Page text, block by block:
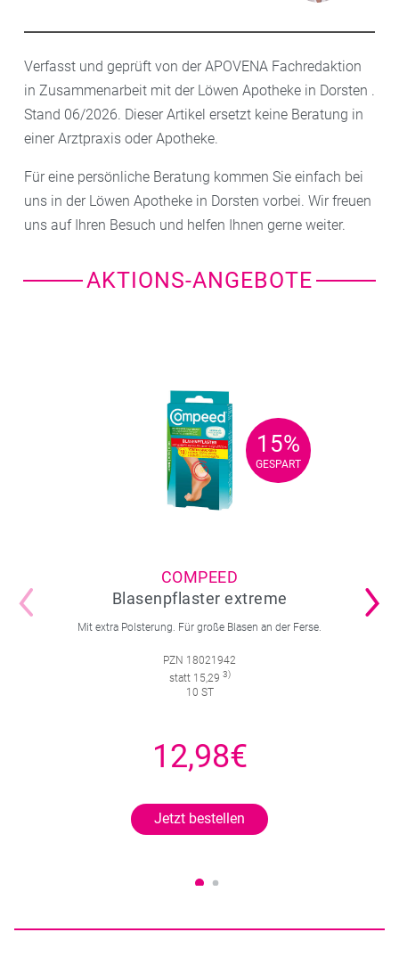
Verfasst und geprüft von der APOVENA Fachredaktion
in Zusammenarbeit mit der Löwen Apotheke in Dorsten .
Stand 06/2026. Dieser Artikel ersetzt keine Beratung in
einer Arztpraxis oder Apotheke.
Für eine persönliche Beratung kommen Sie einfach bei
uns in der Löwen Apotheke in Dorsten vorbei. Wir freuen
uns auf Ihren Besuch und helfen Ihnen gerne weiter.
AKTIONS-ANGEBOTE
15%
GESPART
15%
GESPART
COMPEED
Blasenpflaster extreme
Mit extra Polsterung. Für große Blasen an der Ferse.
PZN 18021942
statt 15,29 3)
10 ST
12,98€
Jetzt bestellen